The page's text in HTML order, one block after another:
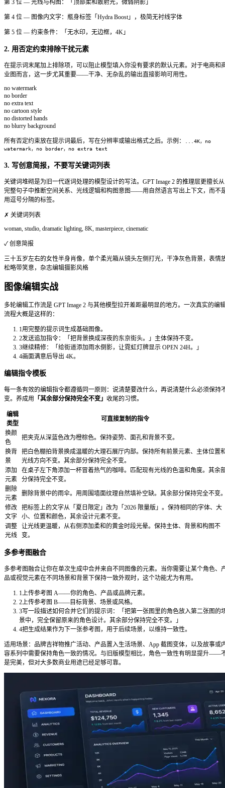
✗ 错误写法
模型会自行发明标题文字。
→引号括住精确文字——每一个必须原样出现的词都要
→ 说明位置——「顶部标题」「瓶身居中」「左下角说
→保持简短
出错。
→长正文用后期排版
添加正文图层。
5 个今天就能用的提示词模板
复制模板，填入括号内容，直接运行。每个模板都遵循基础
风格、构图、光线、文字、约束。
电商图、生活方式摄影、主视觉图
[产品名称]放在[材质/表面]上，产品摄影风格，居中构图，[
颜色]背景，无阴影，无水印，4K
提示：需要图像内文字时，在构图后加：瓶身正面居中显示
体风格]。
App UI 原型图
手机应用界面、Dashboard 线框图、应用商店截图
[应用类型] App 的高保真手机 UI 界面，[设计风格]，展示[界
元素]，导航栏标签「[文字]」，主按钮标签「[文字]」，[色
水印，9:19.5 比例
提示：指定具体设计风格（如「iOS 健康 App 风格」或「深色
Dashboard」），可以让界面组件看起来更真实。
社交媒体广告图
Instagram 帖子、Facebook 广告、Reels 封面、LinkedIn 横幅
[品牌/产品]的社交广告图，[视觉风格]，[产品或主角元素]置
「[精确标题]」，[字体风格]，底部留有 CTA 空间，[色彩方
字，无水印，[比例]
提示：
于 LinkedIn 和 YouTube 缩略图。
海报
活动传单、产品发布、营销推广图
[主题/活动]的竖版海报，[艺术风格]，顶部[字体风格]标题「[
副标题「[精确副标题]」，主视觉元素居中，[色彩方案]，无
比例
提示： 每段文字保持 10 个字以内，渲染更稳定。标题、副标
立引号括住。
角色参考图
游戏设计、概念艺术、分镜，跨图像保持角色一致
[角色：外貌、服装、标志性特征]的专业角色参考图，白色背
面三视图，表情行：中性表情及 2 种变体，色卡行，[艺术风
多余文字，16:9 比例
提示：
保存此参考图，后续在多参考图融合中上传，可在不
的一致外观。